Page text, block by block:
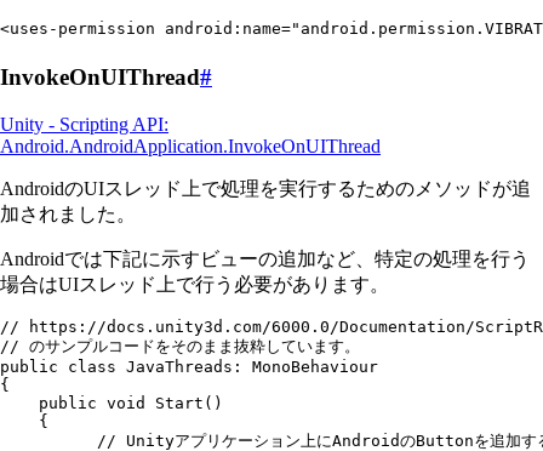
<uses-permission android : name="
InvokeOnUIThread#
Unity - Scripting API:
Android.AndroidApplication.InvokeOnUIThread
AndroidのUIスレッド上で処理を実行するためのメソッドが追
加されました。
Androidでは下記に示すビューの追加など、特定の処理を行う
場合はUIスレッド上で行う必要があります。
// https://docs.unity3d.com/6000.0/Documentation/
// のサンプルコードをそのまま抜粋しています。
public class JavaThreads :
MonoBehaviour
{
    public
void Start ()
    {
// Unityアプリケーション上にAndroidのButtonを追加す